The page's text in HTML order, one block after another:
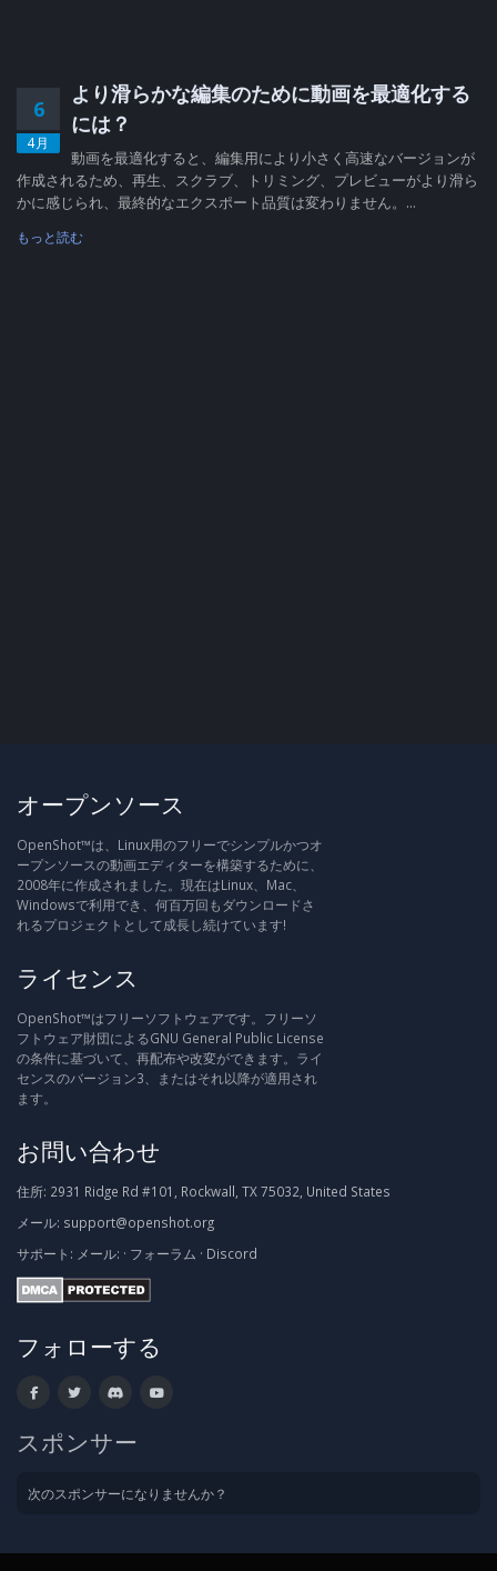
6
4月
より滑らかな編集のために動画を最適化する
には？
動画を最適化すると、編集用により小さく高速なバージョンが
作成されるため、再生、スクラブ、トリミング、プレビューがより滑ら
かに感じられ、最終的なエクスポート品質は変わりません。...
もっと読む
オープンソース
OpenShot™は、Linux用のフリーでシンプルかつオ
ープンソースの動画エディターを構築するために、
2008年に作成されました。現在はLinux、Mac、
Windowsで利用でき、何百万回もダウンロードさ
れるプロジェクトとして成長し続けています!
ライセンス
OpenShot™はフリーソフトウェアです。フリーソ
フトウェア財団によるGNU General Public License
の条件に基づいて、再配布や改変ができます。ライ
センスのバージョン3、またはそれ以降が適用され
ます。
お問い合わせ
住所: 2931 Ridge Rd #101, Rockwall, TX 75032, United States
メール: support@openshot.org
サポート: メール: · フォーラム · Discord
フォローする
スポンサー
次のスポンサーになりませんか？